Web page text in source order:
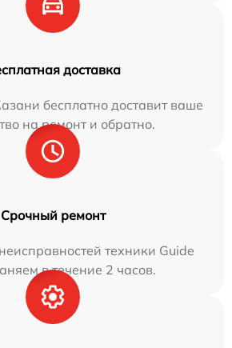
доставка
бесплатно доставит ваше
на ремонт и обратно.
Срочный ремонт
техники Guide
в течение 2 часов.